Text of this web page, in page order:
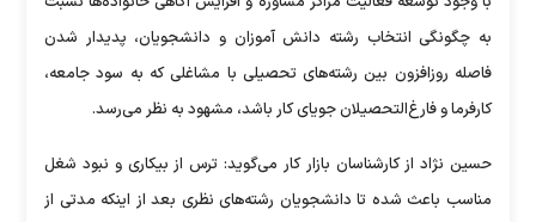
به چگونگی انتخاب رشته دانش آموزان و دانشجویان، پدیدار شدن
فاصله‌ روزافزون بین رشته‌های تحصیلی با مشاغلی که به سود جامعه،
کارفرما و فارغ‌التحصیلان جویای کار باشد، مشهود به نظر می‌رسد.
حسین نژاد از کارشناسان بازار کار می‌گوید: ترس از بیکاری و نبود شغل
مناسب باعث شده تا دانشجویان رشته‌های نظری بعد از اینکه مدتی از